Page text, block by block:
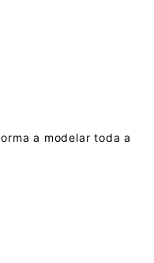
estimativas de
a modelar toda a